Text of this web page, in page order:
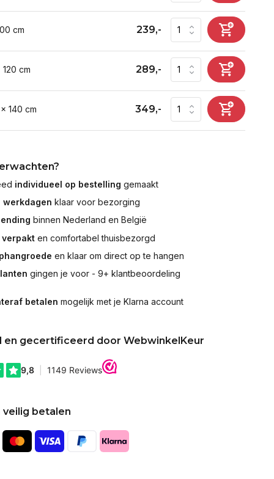
cm 239,-
cm 289,-
140 cm 349,-
individueel op bestelling gemaakt
werkdagen klaar voor bezorging
binnen Nederland en België
en comfortabel thuisbezorgd
en klaar om direct op te hangen
gingen je voor - 9+ klantbeoordeling
betalen mogelijk met je Klarna account
en gecertificeerd door WebwinkelKeur
veilig betalen